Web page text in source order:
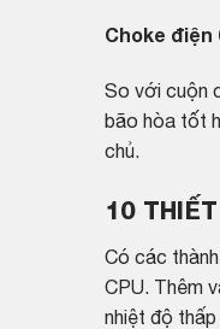
Choke điện
So với cuộn
bão hòa tốt
chủ.
10 THIẾT
Có các
CPU. Thêm
nhiệt độ